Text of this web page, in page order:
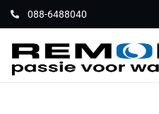
088-6488040